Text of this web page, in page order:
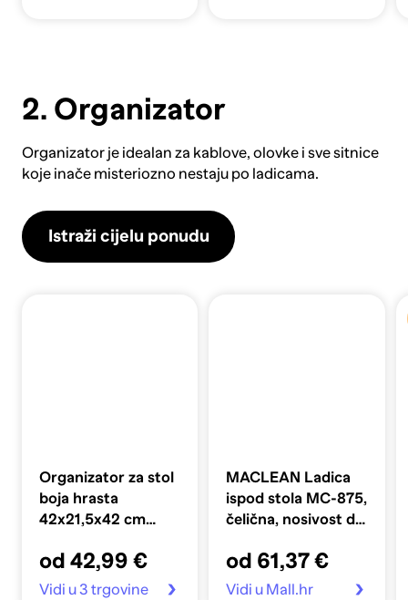
2. Organizator
Organizatorje idealan za kablove, olovke i sve sitnice
koje inače misteriozno nestaju po ladicama.
Istraži cijelu ponudu
Organizator za stol
boja hrasta
42x21,5x42 cm
od 42,99 €
Vidi u 3 trgovine
MACLEAN Ladica
ispod stola MC-875,
čelična, nosivost do
ladici
od 61,37 €
Vidi u Mall.hr